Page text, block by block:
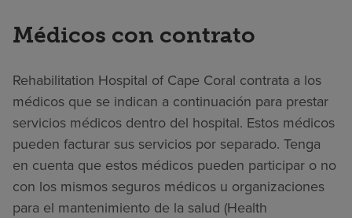
Médicos con contrato
Rehabilitation Hospital of Cape Coral contrata a los
médicos que se indican a continuación para prestar
servicios médicos dentro del hospital. Estos médicos
pueden facturar sus servicios por separado. Tenga
en cuenta que estos médicos pueden participar o no
con los mismos seguros médicos u organizaciones
para el mantenimiento de la salud (Health